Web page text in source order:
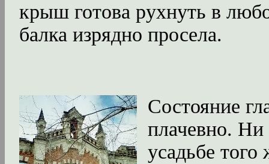
крыш готова рухнуть в
балка изрядно просела.
Состояние
плачевно.
усадьбе